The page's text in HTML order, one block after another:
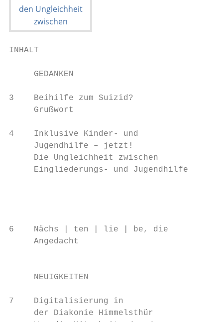
INHALT
GEDANKEN
3    Beihilfe zum Suizid?                12
Grußwort
4    Inklusive Kinder- und
Jugendhilfe – jetzt!
Die Ungleichheit zwischen
Eingliederungs- und Jugendhilfe
6    Nächs | ten | lie | be, die
Angedacht
NEUIGKEITEN
7    Digitalisierung in
der Diakonie Himmelsthür